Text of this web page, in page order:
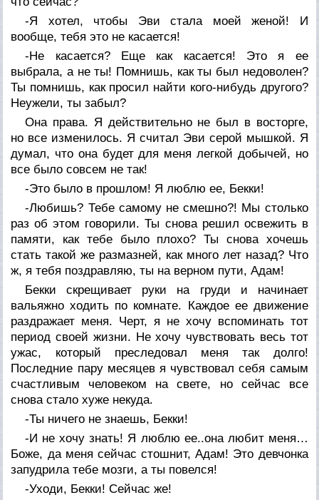
-Я хотел, чтобы Эви стала моей женой! И
вообще, тебя это не касается!
-Не касается? Еще как касается! Это я ее
выбрала, а не ты! Помнишь, как ты был недоволен?
Ты помнишь, как просил найти кого-нибудь другого?
Неужели, ты забыл?
Она права. Я действительно не был в восторге,
но все изменилось. Я считал Эви серой мышкой. Я
думал, что она будет для меня легкой добычей, но
все было совсем не так!
-Это было в прошлом! Я люблю ее, Бекки!
-Любишь? Тебе самому не смешно?! Мы столько
раз об этом говорили. Ты снова решил освежить в
памяти, как тебе было плохо? Ты снова хочешь
стать такой же размазней, как много лет назад? Что
ж, я тебя поздравляю, ты на верном пути, Адам!
Бекки скрещивает руки на груди и начинает
вальяжно ходить по комнате. Каждое ее движение
раздражает меня. Черт, я не хочу вспоминать тот
период своей жизни. Не хочу чувствовать весь тот
ужас, который преследовал меня так долго!
Последние пару месяцев я чувствовал себя самым
счастливым человеком на свете, но сейчас все
снова стало хуже некуда.
-Ты ничего не знаешь, Бекки!
-И не хочу знать! Я люблю ее..она любит меня…
Боже, да меня сейчас стошнит, Адам! Это девчонка
запудрила тебе мозги, а ты повелся!
-Уходи, Бекки! Сейчас же!